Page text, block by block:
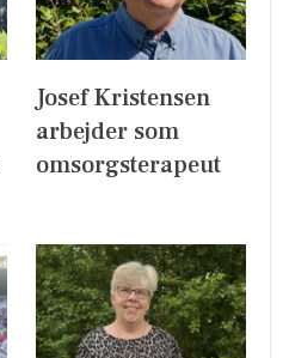
Josef Kristensen
arbejder som
omsorgsterapeut